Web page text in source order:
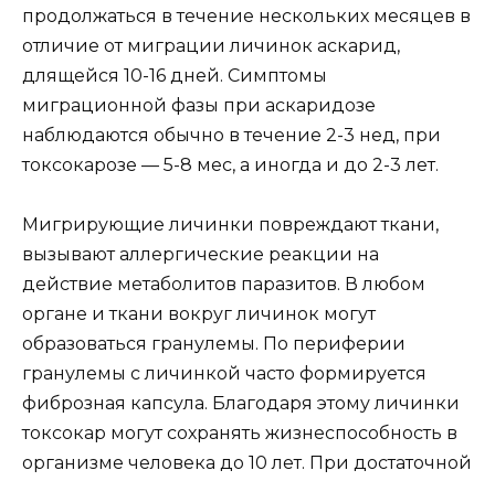
продолжаться в течение нескольких месяцев в
отличие от миграции личинок аскарид,
длящейся 10-16 дней. Симптомы
миграционной фазы при аскаридозе
наблюдаются обычно в течение 2-3 нед, при
токсокарозе — 5-8 мес, а иногда и до 2-3 лет.
Мигрирующие личинки повреждают ткани,
вызывают аллергические реакции на
действие метаболитов паразитов. В любом
органе и ткани вокруг личинок могут
образоваться гранулемы. По периферии
гранулемы с личинкой часто формируется
фиброзная капсула. Благодаря этому личинки
токсокар могут сохранять жизнеспособность в
организме человека до 10 лет. При достаточной